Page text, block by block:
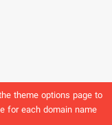
theme options page to
for each domain name.